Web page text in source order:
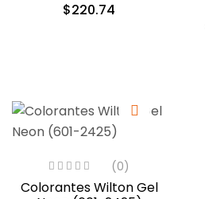
$220.74
(0)
Colorantes Wilton Gel